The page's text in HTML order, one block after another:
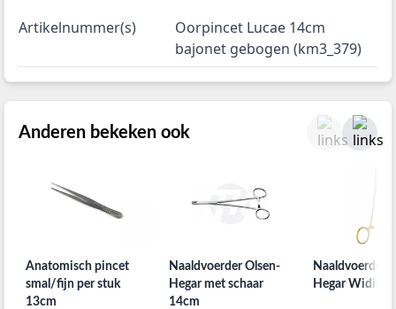
Artikelnummer(s)
Oorpincet Lucae 14cm
bajonet gebogen (km3_379)
Anderen bekeken ook
Anatomisch pincet
smal/fijn per stuk
13cm
Naaldvoerder Olsen-
Hegar met schaar
14cm
Naaldvoerder
Hegar Widia